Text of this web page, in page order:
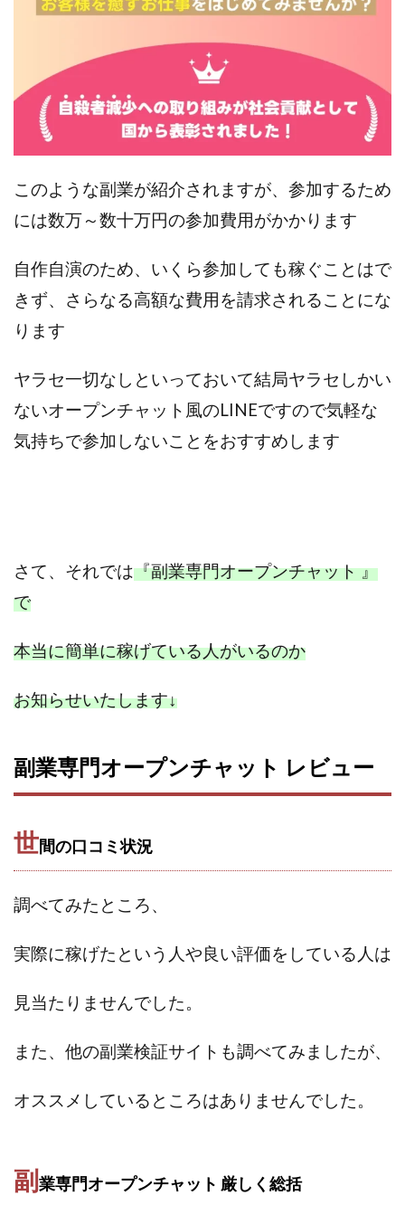
このような副業が紹介されますが、参加するため
には数万～数十万円の参加費用がかかります
自作自演のため、いくら参加しても稼ぐことはで
きず、さらなる高額な費用を請求されることにな
ります
ヤラセ一切なしといっておいて結局ヤラセしかい
ないオープンチャット風のLINEですので気軽な
気持ちで参加しないことをおすすめします
さて、それでは『副業専門オープンチャット 』
で
本当に簡単に稼げている人がいるのか
お知らせいたします↓
副業専門オープンチャット レビュー
世間の口コミ状況
調べてみたところ、
実際に稼げたという人や良い評価をしている人は
見当たりませんでした。
また、他の副業検証サイトも調べてみましたが、
オススメしているところはありませんでした。
副 業専門オープンチャット 厳しく 総括
スクエア株式会社
スター・プラチナ
スマート副業
スマキャン(SMACAN)
スマナビ.com
スマホタップだけで
スマホでらくらく副収入アプリ
スマホで副収入の決定版
スマホで始める在宅生活
トレーダーKaibe
ナイトグループ 岡崎
わずか1日で5万円以上稼ぐ利用者が続出
ゆきや
ミラクル(MIRACLE)
ミリオネア5
ミリオネアチャレンジ
ミリオンラボ(million labo)
ミリチャレ
ライブアドバイザーカレッジ
ライフデザイン出版合同会社
らくらくできるスマホ副業
リッチ ギャザリング
リッチ ルーラー
フェールNaviシステム
ニューイヤーパラダイス
ネットサーフィンをお金に換える
ネットスター
マスターピース(MASTER PIECE)
フォトレ
フォリオJP(Folio)
ふくぎょうパラダイス
フラットワーク
ほったらかしFX運営事務局